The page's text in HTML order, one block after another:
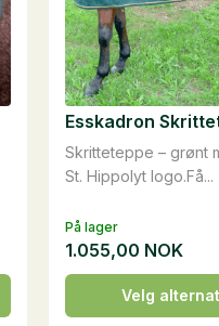
på
produktsiden
På lager
Skritteteppe – grønt
St. Hippolyt logo.Få...
Esskadron
1.055,00 NOK
Velg
Dette
produktet